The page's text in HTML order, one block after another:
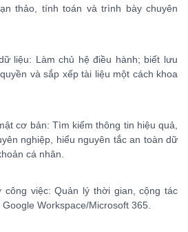
thảo, tính toán và trình bày chuyên
liệu: Làm chủ hệ điều hành; biết lưu
và sắp xếp tài liệu một cách khoa
cơ bản: Tìm kiếm thông tin hiệu quả,
nghiệp, hiểu nguyên tắc an toàn dữ
cá nhân.
việc: Quản lý thời gian, cộng tác
Workspace/Microsoft 365.